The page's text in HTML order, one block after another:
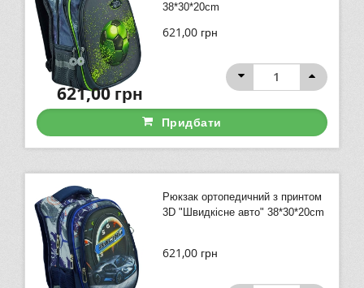
38*30*20cm
621,00 грн
621,00грн
Придбати
Рюкзак ортопедичний з принтом
3D "Швидкісне авто" 38*30*20cm
621,00 грн